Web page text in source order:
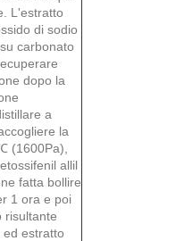
L'estratto
di sodio
carbonato
dopo la
a
la
(1600Pa),
allil
fatta bollire
1 ora e poi
risultante
estratto